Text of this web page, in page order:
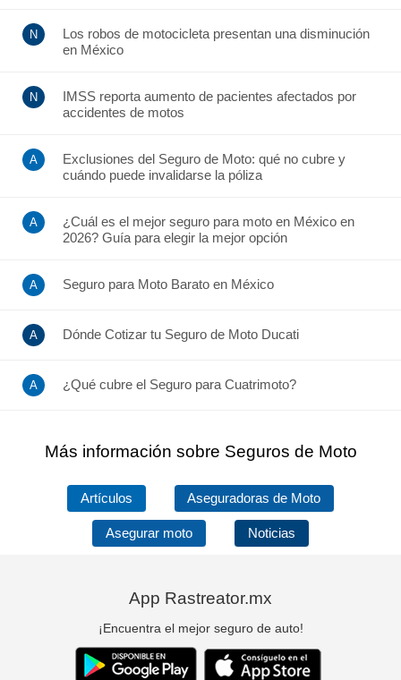
Los robos de motocicleta presentan una disminución
en México
IMSS reporta aumento de pacientes afectados por
accidentes de motos
Exclusiones del Seguro de Moto: qué no cubre y
cuándo puede invalidarse la póliza
¿Cuál es el mejor seguro para moto en México en
2026? Guía para elegir la mejor opción
Seguro para Moto Barato en México
Dónde Cotizar tu Seguro de Moto Ducati
¿Qué cubre el Seguro para Cuatrimoto?
Más información sobre Seguros de Moto
Artículos Aseguradoras de Moto
Asegurar moto Noticias
App Rastreator.mx
¡Encuentra el mejor seguro de auto!